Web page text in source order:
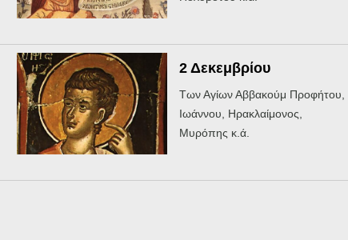
2 Δεκεμβρίου
Των Αγίων Αββακούμ Προφήτου,
Ιωάννου, Ηρακλαίμονος,
Μυρόπης κ.ά.